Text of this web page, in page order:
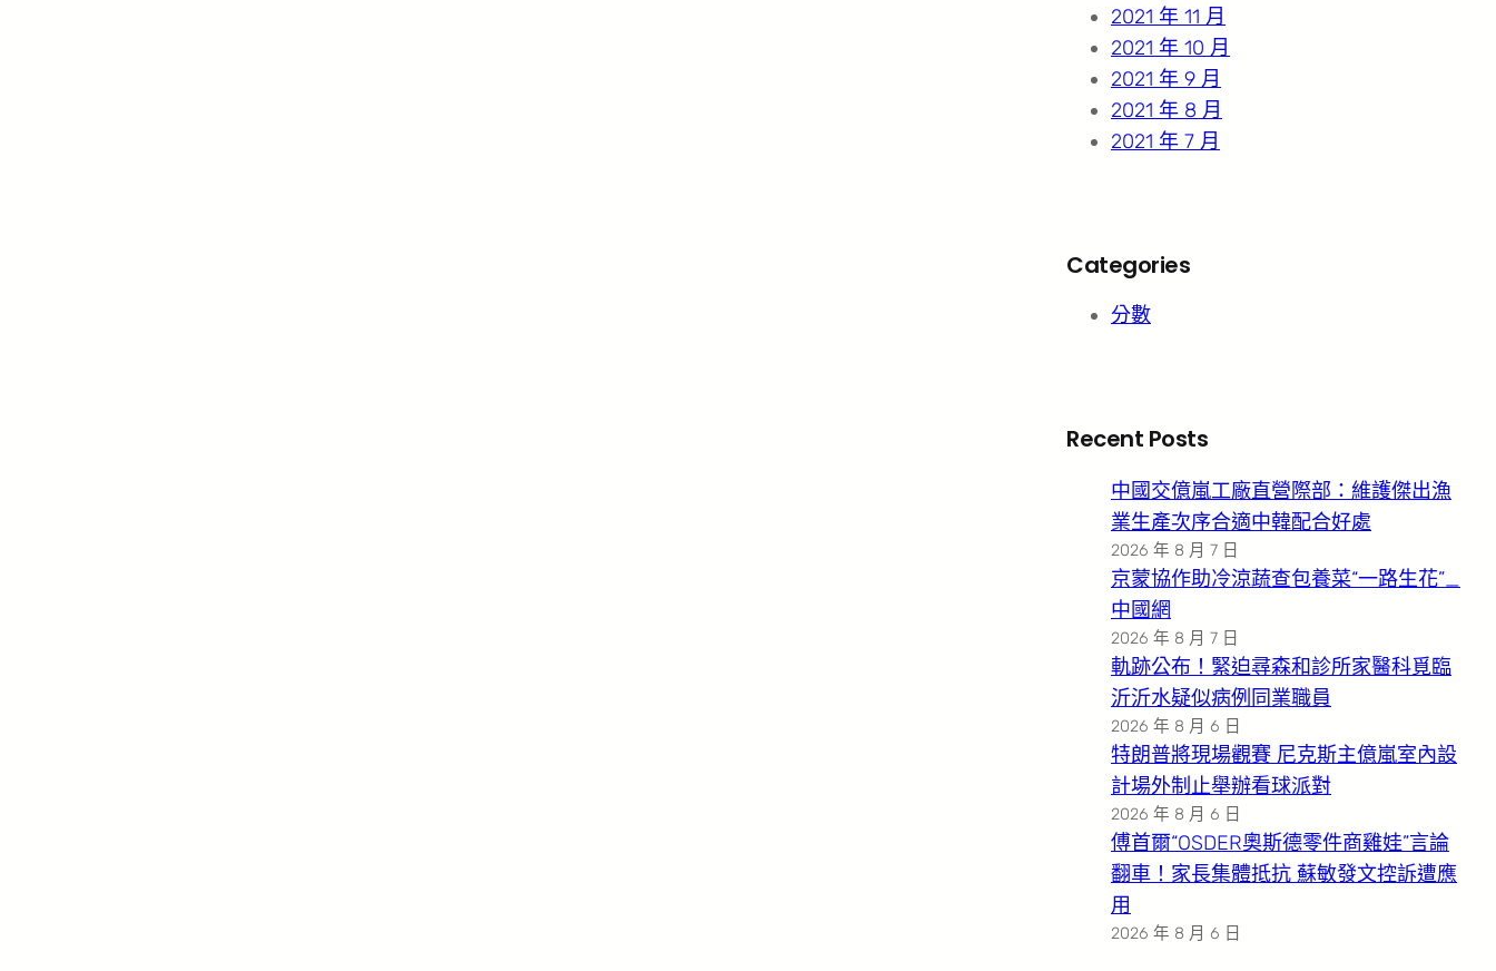
2021 年 11 月
2021 年 10 月
2021 年 9 月
2021 年 8 月
2021 年 7 月
Categories
分數
Recent Posts
中國交億嵐工廠直營際部：維護傑出漁
業生產次序合適中韓配合好處
2026 年 8 月 7 日
京蒙協作助冷涼蔬查包養菜“一路生花”_
中國網
2026 年 8 月 7 日
軌跡公布！緊迫尋森和診所家醫科覓臨
沂沂水疑似病例同業職員
2026 年 8 月 6 日
特朗普將現場觀賽 尼克斯主億嵐室內設
計場外制止舉辦看球派對
2026 年 8 月 6 日
傅首爾“OSDER奧斯德零件商雞娃”言論
翻車！家長集體抵抗 蘇敏發文控訴遭應
用
2026 年 8 月 6 日